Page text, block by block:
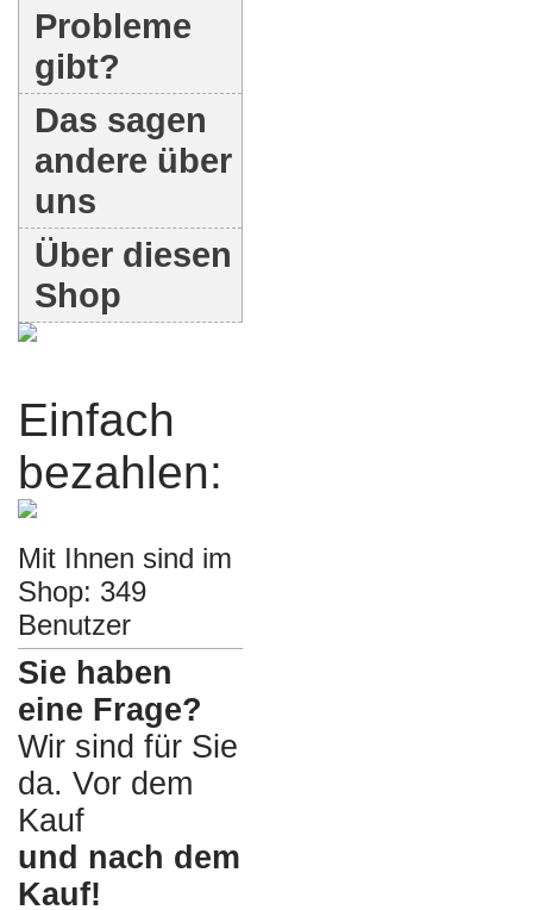
Probleme
gibt?
Das sagen
andere über
uns
Über diesen
Shop
Einfach
bezahlen:
Mit Ihnen sind im
Shop: 349
Benutzer
Sie haben
eine Frage?
Wir sind für Sie
da. Vor dem
Kauf
und nach dem
Kauf!